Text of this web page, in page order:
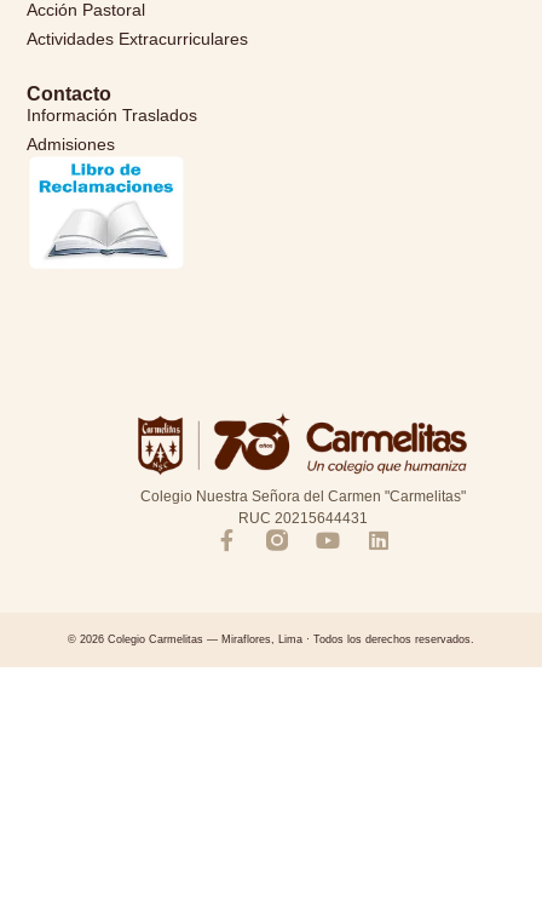
Colegio Nuestra Señora del Carmen "Carmelitas"
RUC 20215644431
Acción Pastoral
Actividades Extracurriculares
Contacto
Información Traslados
Admisiones
© 2026 Colegio Carmelitas — Miraflores, Lima · Todos los derechos reservados.